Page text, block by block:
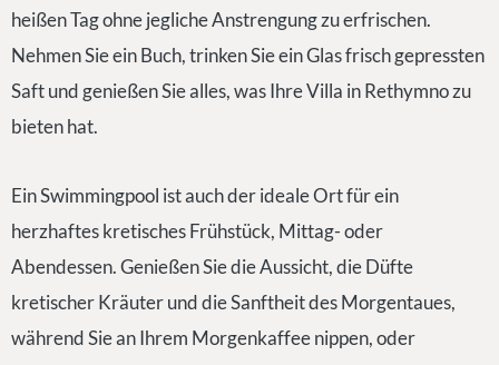
heißen Tag ohne jegliche Anstrengung zu erfrischen.
Nehmen Sie ein Buch, trinken Sie ein Glas frisch gepressten
Saft und genießen Sie alles, was Ihre Villa in Rethymno zu
bieten hat.
Ein Swimmingpool ist auch der ideale Ort für ein
herzhaftes kretisches Frühstück, Mittag- oder
Abendessen. Genießen Sie die Aussicht, die Düfte
kretischer Kräuter und die Sanftheit des Morgentaues,
während Sie an Ihrem Morgenkaffee nippen, oder